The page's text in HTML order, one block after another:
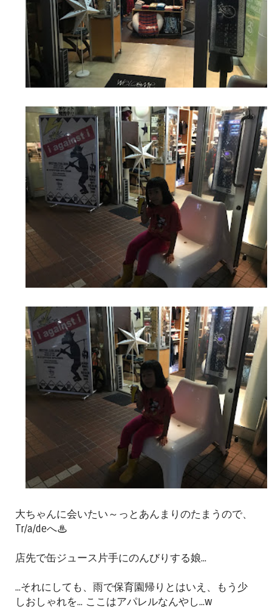
大ちゃんに会いたい～っとあんまりのたまうので、
Tr/a/deへ♨
店先で缶ジュース片手にのんびりする娘...
...それにしても、雨で保育園帰りとはいえ、もう少
しおしゃれを... ここはアパレルなんやし...w